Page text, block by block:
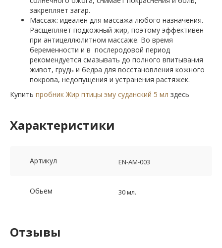
закрепляет загар.
Массаж: идеален для массажа любого назначения.
Расщепляет подкожный жир, поэтому эффективен
при антицеллюлитном массаже. Во время
беременности и в послеродовой период
рекомендуется смазывать до полного впитывания
живот, грудь и бедра для восстановления кожного
покрова, недопущения и устранения растяжек.
Купить пробник Жир птицы эму суданский 5 мл здесь
Характеристики
Артикул EN-AM-003
Обьем 30 мл.
Отзывы